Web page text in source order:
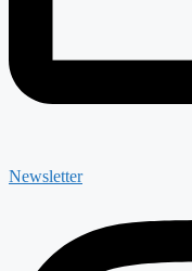
Newsletter